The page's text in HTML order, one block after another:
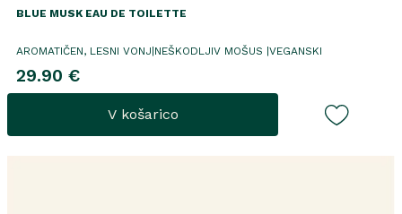
BLUE MUSK EAU DE TOILETTE
AROMATIČEN, LESNI VONJ|NEŠKODLJIV MOŠUS |VEGANSKI
29.90 €
V košarico